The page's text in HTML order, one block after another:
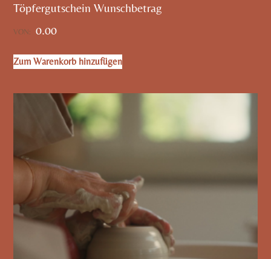
Töpfergutschein Wunschbetrag
VON: 0.00
Zum Warenkorb hinzufügen